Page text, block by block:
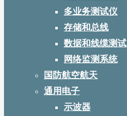
多业务测试仪
存储和总线
数据和线缆测试
网络监测系统
国防航空航天
通用电子
示波器